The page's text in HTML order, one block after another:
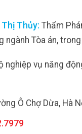
Thủy: Thẩm
Tòa án,
nghiệp vụ năng
Ô Chợ Dừa, Hà